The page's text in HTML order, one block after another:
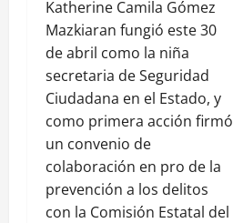
Katherine Camila Gómez
Mazkiaran fungió este 30
de abril como la niña
secretaria de Seguridad
Ciudadana en el Estado, y
como primera acción firmó
un convenio de
colaboración en pro de la
prevención a los delitos
con la Comisión Estatal del